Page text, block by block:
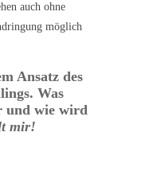
auch ohne
möglich
Ansatz des
Was
und wie wird
mir!